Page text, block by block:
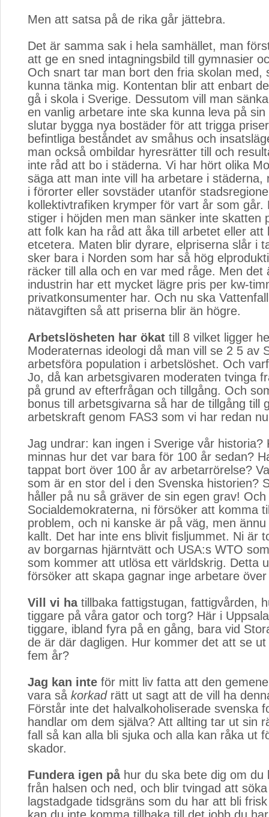
Men att satsa på de rika går jättebra.
Det är samma sak i hela samhället, man
att ge en sned intagningsbild till gymnasier
Och snart tar man bort den fria skolan med,
kunna tänka mig. Kontentan blir att enbart
gå i skola i Sverige. Dessutom vill man
en vanlig arbetare inte ska kunna leva på
slutar bygga nya bostäder för att trigga
befintliga beståndet av småhus och
man också ombildar hyresrätter till och
inte råd att bo i städerna. Vi har hört olika
säga att man inte vill ha arbetare i städerna,
i förorter eller sovstäder utanför
kollektivtrafiken krymper för vart år som går.
stiger i höjden men man sänker inte skatten
att folk kan ha råd att åka till arbetet eller att
etcetera. Maten blir dyrare, elpriserna slår i
sker bara i Norden som har så hög
räcker till alla och en var med råge. Men det
industrin har ett mycket lägre pris per kw-
privatkonsumenter har. Och nu ska
nätavgiften så att priserna blir än högre.
Arbetslösheten har ökat till 8 vilket ligger
Moderaternas ideologi då man vill se 2 5 av
arbetsföra population i arbetslöshet. Och
Jo, då kan arbetsgivaren moderaten tvinga
på grund av efterfrågan och tillgång. Och
bonus till arbetsgivarna så har de tillgång till
arbetskraft genom FAS3 som vi har redan
Jag undrar: kan ingen i Sverige vår historia?
minnas hur det var bara för 100 år sedan?
tappat bort över 100 år av arbetarrörelse?
som är en stor del i den Svenska historien?
håller på nu så gräver de sin egen grav! Och
Socialdemokraterna, ni försöker att komma
problem, och ni kanske är på väg, men
kallt. Det har inte ens blivit fisljummet. Ni är
av borgarnas hjärntvätt och USA:s WTO
som kommer att utlösa ett världskrig. Detta
försöker att skapa gagnar inge arbetare
Vill vi hatillbaka fattigstugan, fattigvården,
tiggare på våra gator och torg? Här i
tiggare, ibland fyra på en gång, bara vid
de är där dagligen. Hur kommer det att se
fem år?
Jag kan inte för mitt liv fatta att den
vara så korkadrätt ut sagt att de vill ha
Förstår inte det halvalkoholiserade svenska
handlar om dem själva? Att allting tar ut sin
fall så kan alla bli sjuka och alla kan råka ut
skador.
Fundera igen påhur du ska bete dig om du
från halsen och ned, och blir tvingad att
lagstadgade tidsgräns som du har att bli